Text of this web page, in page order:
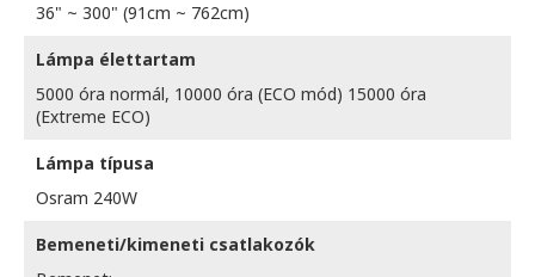
36" ~ 300" (91cm ~ 762cm)
Lámpa élettartam
5000 óra normál, 10000 óra (ECO mód) 15000 óra
(Extreme ECO)
Lámpa típusa
Osram 240W
Bemeneti/kimeneti csatlakozók